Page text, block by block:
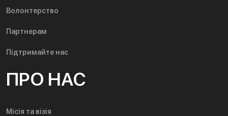
Волонтерство
Партнерам
Підтримайте нас
ПРО НАС
Місія та візія